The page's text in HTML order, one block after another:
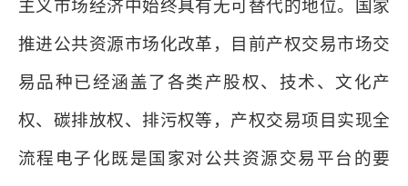
主义市场经济中始终具有无可替代的地位。国家
推进公共资源市场化改革，目前产权交易市场交
易品种已经涵盖了各类产股权、技术、文化产
权、碳排放权、排污权等，产权交易项目实现全
流程电子化既是国家对公共资源交易平台的要